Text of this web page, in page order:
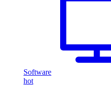
Software
hot